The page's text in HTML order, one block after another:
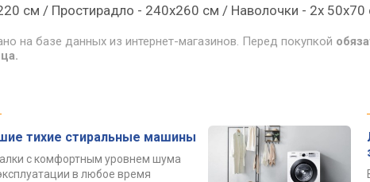
см / Простирадло - 240х260 см / Наволочки - 2х 50х70
на базе данных из интернет-магазинов. Перед покупкой
тихие стиральные машины
с комфортным уровнем шума
в любое время